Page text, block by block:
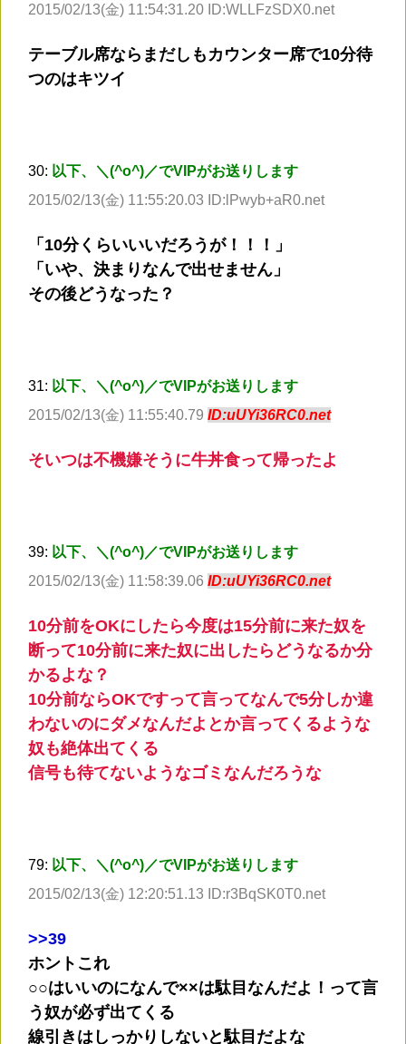
2015/02/13(金) 11:54:31.20 ID:WLLFzSDX0.net
テーブル席ならまだしもカウンター席で10分待
つのはキツイ
30: 以下、＼(^o^)／でVIPがお送りします
2015/02/13(金) 11:55:20.03 ID:lPwyb+aR0.net
「10分くらいいいだろうが！！！」
「いや、決まりなんで出せません」
その後どうなった？
31: 以下、＼(^o^)／でVIPがお送りします
2015/02/13(金) 11:55:40.79 ID:uUYi36RC0.net
そいつは不機嫌そうに牛丼食って帰ったよ
39: 以下、＼(^o^)／でVIPがお送りします
2015/02/13(金) 11:58:39.06 ID:uUYi36RC0.net
10分前をOKにしたら今度は15分前に来た奴を
断って10分前に来た奴に出したらどうなるか分
かるよな？
10分前ならOKですって言ってなんで5分しか違
わないのにダメなんだよとか言ってくるような
奴も絶体出てくる
信号も待てないようなゴミなんだろうな
79: 以下、＼(^o^)／でVIPがお送りします
2015/02/13(金) 12:20:51.13 ID:r3BqSK0T0.net
>>39
ホントこれ
○○はいいのになんで××は駄目なんだよ！って言
う奴が必ず出てくる
線引きはしっかりしないと駄目だよな